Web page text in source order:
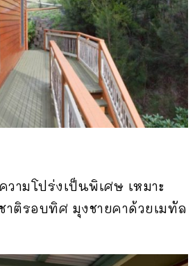
ามโปร่งเป็นพิเศษ เหมาะ
าติรอบทิศ มุงชายคาด้วยเมทัล